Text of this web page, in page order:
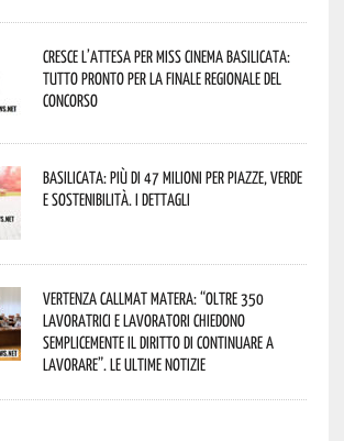
Cresce l’attesa per Miss Cinema Basilicata:
tutto pronto per la finale regionale del
concorso
Basilicata: più di 47 milioni per piazze, verde
e sostenibilità. I dettagli
Vertenza CallMat Matera: “Oltre 350
lavoratrici e lavoratori chiedono
semplicemente il diritto di continuare a
lavorare”. Le ultime notizie